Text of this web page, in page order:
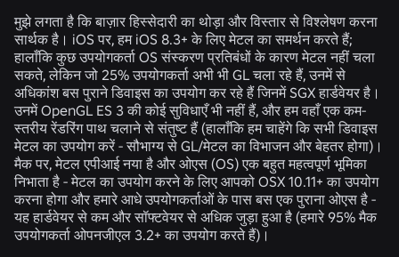
मुझे लगता है कि बाज़ार हिस्सेदारी का थोड़ा और विस्तार से विश्लेषण करना
सार्थक है। iOS पर, हम iOS 8.3+ के लिए मेटल का समर्थन करते हैं;
हालाँकि कुछ उपयोगकर्ता OS संस्करण प्रतिबंधों के कारण मेटल नहीं चला
सकते, लेकिन जो 25% उपयोगकर्ता अभी भी GL चला रहे हैं, उनमें से
अधिकांश बस पुराने डिवाइस का उपयोग कर रहे हैं जिनमें SGX हार्डवेयर है।
उनमें OpenGL ES 3 की कोई सुविधाएँ भी नहीं हैं, और हम वहाँ एक कम-
स्तरीय रेंडरिंग पाथ चलाने से संतुष्ट हैं (हालाँकि हम चाहेंगे कि सभी डिवाइस
मेटल का उपयोग करें - सौभाग्य से GL/मेटल का विभाजन और बेहतर होगा)।
मैक पर, मेटल एपीआई नया है और ओएस (OS) एक बहुत महत्वपूर्ण भूमिका
निभाता है - मेटल का उपयोग करने के लिए आपको OSX 10.11+ का उपयोग
करना होगा और हमारे आधे उपयोगकर्ताओं के पास बस एक पुराना ओएस है -
यह हार्डवेयर से कम और सॉफ्टवेयर से अधिक जुड़ा हुआ है (हमारे 95% मैक
उपयोगकर्ता ओपनजीएल 3.2+ का उपयोग करते हैं)।